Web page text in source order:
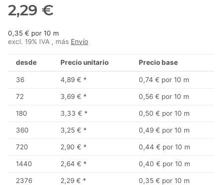
2,29 €
0,35 € por 10 m
excl. 19% IVA , más Envío
desde Precio unitario Precio base
36 4,89 € * 0,74 € por 10 m
72 3,69 € * 0,56 € por 10 m
180 3,33 € * 0,50 € por 10 m
360 3,25 € * 0,49 € por 10 m
720 2,90 € * 0,44 € por 10 m
1440 2,64 € * 0,40 € por 10 m
2376 2,29 € * 0,35 € por 10 m